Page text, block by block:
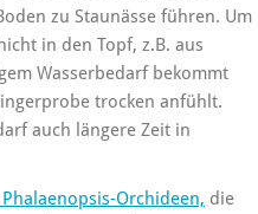
zu Staunässe führen. Um
in den Topf, z.B. aus
Wasserbedarf bekommt
trocken anfühlt.
auch längere Zeit in
Orchideen, die